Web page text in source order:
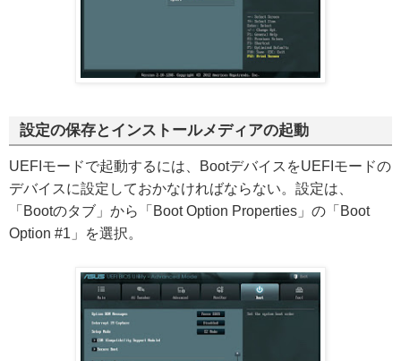
設定の保存とインストールメディアの起動
UEFIモードで起動するには、BootデバイスをUEFIモードの
デバイスに設定しておかなければならない。設定は、
「Bootのタブ」から「Boot Option Properties」の「Boot
Option #1」を選択。